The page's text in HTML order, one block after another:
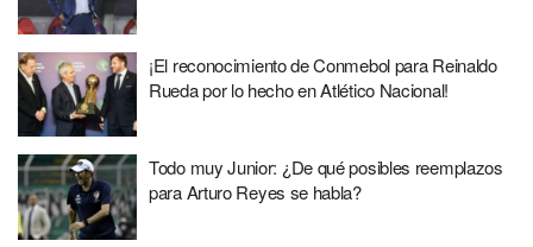
¡El reconocimiento de Conmebol para Reinaldo
Rueda por lo hecho en Atlético Nacional!
Todo muy Junior: ¿De qué posibles reemplazos
para Arturo Reyes se habla?